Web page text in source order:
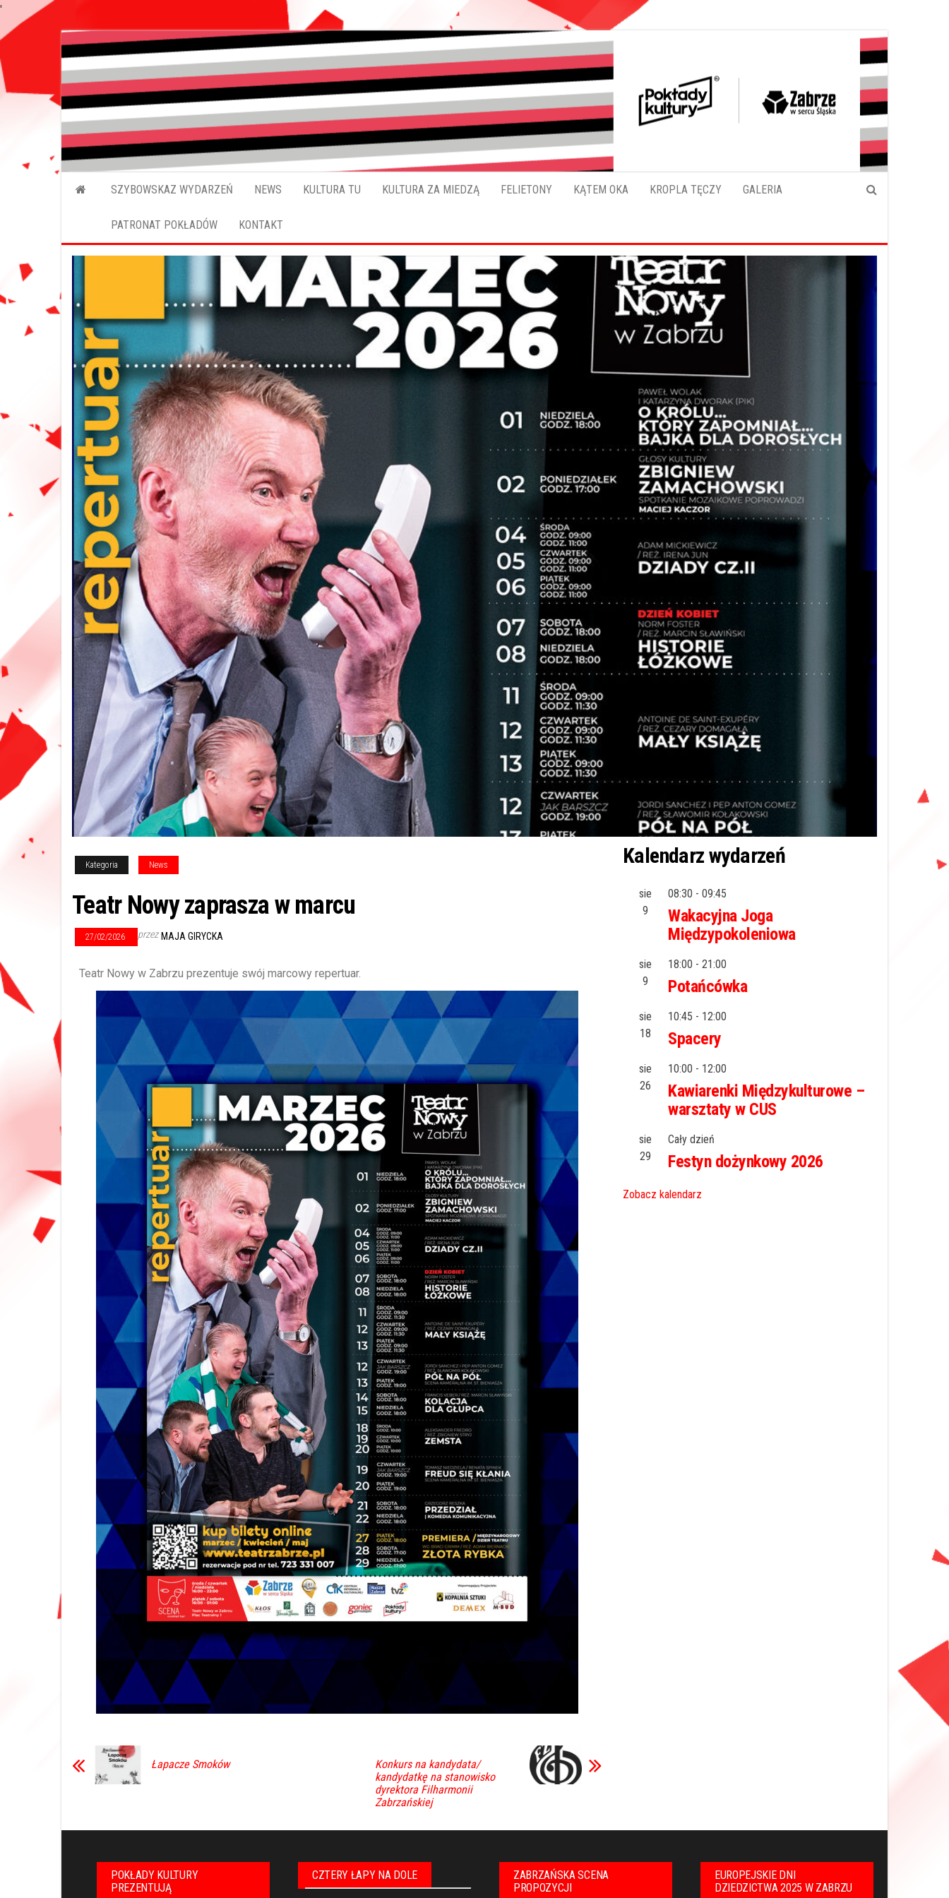
'
Pokładykultury.eu
SZYBOWSKAZ WYDARZEŃ NEWS KULTURA TU KULTURA ZA MIEDZĄ FELIETONY KĄTEM OKA KROPLA TĘCZY GALERIA
PATRONAT POKŁADÓW KONTAKT
Kategoria News
Teatr Nowy zaprasza w marcu
27/02/2026 przez MAJA GIRYCKA
Teatr Nowy w Zabrzu prezentuje swój marcowy repertuar.
Łapacze Smoków
Konkurs na kandydata/
kandydatkę na stanowisko
dyrektora Filharmonii
Zabrzańskiej
Kalendarz wydarzeń
sie
9
08:30 - 09:45
Wakacyjna Joga
Międzypokoleniowa
sie
9
18:00 - 21:00
Potańcówka
sie
18
10:45 - 12:00
Spacery
sie
26
10:00 - 12:00
Kawiarenki Międzykulturowe –
warsztaty w CUS
sie
29
Cały dzień
Festyn dożynkowy 2026
Zobacz kalendarz
POKŁADY KULTURY
PREZENTUJĄ
CZTERY ŁAPY NA DOLE
ZABRZAŃSKA SCENA
PROPOZYCJI
EUROPEJSKIE DNI
DZIEDZICTWA 2025 W ZABRZU